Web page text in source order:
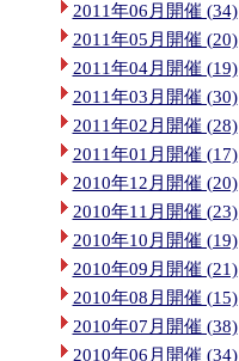
2011年06月開催 (34)
2011年05月開催 (20)
2011年04月開催 (19)
2011年03月開催 (30)
2011年02月開催 (28)
2011年01月開催 (17)
2010年12月開催 (20)
2010年11月開催 (23)
2010年10月開催 (19)
2010年09月開催 (21)
2010年08月開催 (15)
2010年07月開催 (38)
2010年06月開催 (34)